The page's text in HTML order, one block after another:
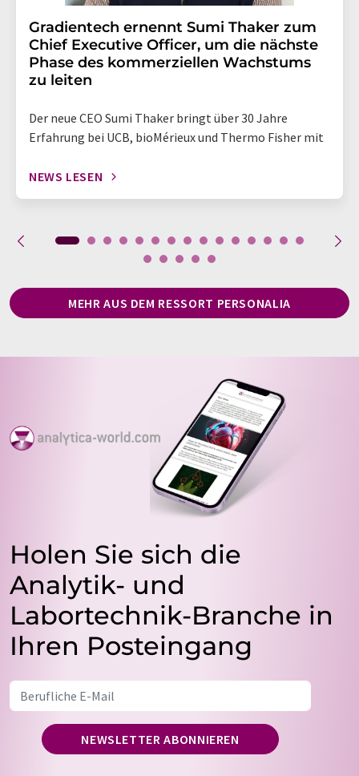
Gradientech ernennt Sumi Thaker zum
Chief Executive Officer, um die nächste
Phase des kommerziellen Wachstums
zu leiten
Der neue CEO Sumi Thaker bringt über 30 Jahre
Erfahrung bei UCB, bioMérieux und Thermo Fisher mit
NEWS LESEN
MEHR AUS DEM RESSORT PERSONALIA
Holen Sie sich die
Analytik- und
Labortechnik-Branche in
Ihren Posteingang
NEWSLETTER ABONNIEREN